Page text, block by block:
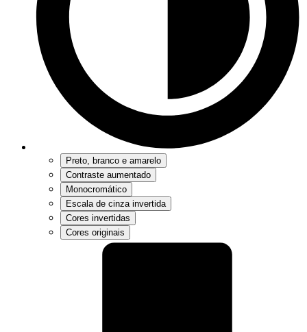
Preto, branco e amarelo
Contraste aumentado
Monocromático
Escala de cinza invertida
Cores invertidas
Cores originais